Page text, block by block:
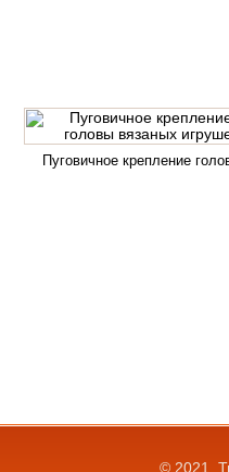
Пуговичное крепление
© 2021.